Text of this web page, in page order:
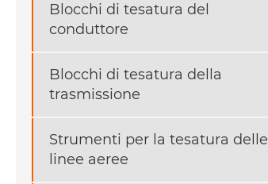
Blocchi di tesatura del
conduttore
Blocchi di tesatura della
trasmissione
Strumenti per la tesatura delle
linee aeree